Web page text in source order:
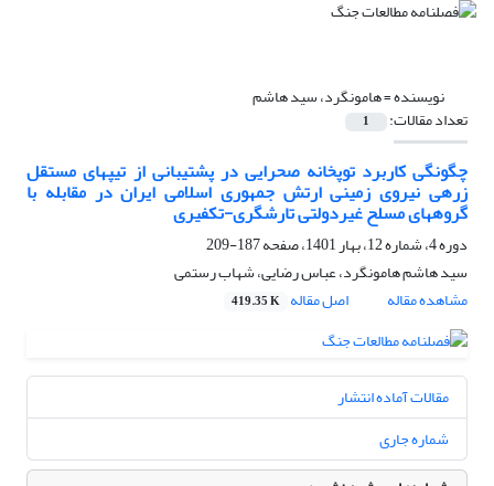
نویسنده =هامونگرد، سید هاشم
تعداد مقالات: 1
چگونگی کاربرد توپخانه صحرایی در پشتیبانی از تیپهای مستقل
زرهی نیروی زمینی ارتش جمهوری اسلامی ایران در مقابله با
گروههای مسلح غیردولتی تارشگری-تکفیری
دوره 4، شماره 12، بهار 1401، صفحه
187-209
سید هاشم هامونگرد، عباس رضایی، شهاب رستمی
مشاهده مقاله
اصل مقاله 419.35 K
مقالات آماده انتشار
شماره جاری